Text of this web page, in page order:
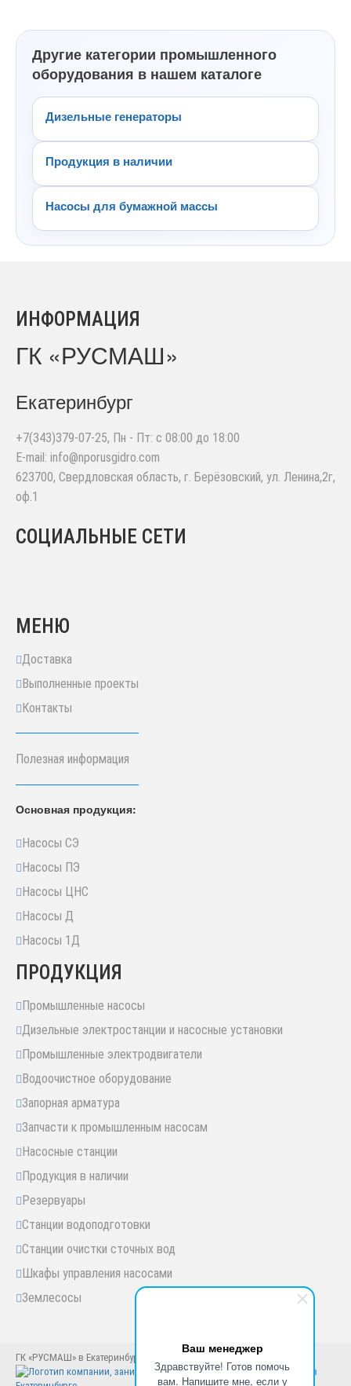
Ваш менеджер
Здравствуйте! Готов помочь
вам. Напишите мне, если у
Другие категории промышленного
оборудования в нашем каталоге
Дизельные генераторы
Продукция в наличии
Насосы для бумажной массы
ИНФОРМАЦИЯ
ГК «РУСМАШ»
Екатеринбург
+7(343)379-07-25, Пн - Пт: с 08:00 до 18:00
E-mail: info@nporusgidro.com
623700, Свердловская область, г. Берёзовский, ул. Ленина,2г,
оф.1
СОЦИАЛЬНЫЕ СЕТИ
МЕНЮ
Доставка
Выполненные проекты
Контакты
Полезная информация
Основная продукция:
Насосы СЭ
Насосы ПЭ
Насосы ЦНС
Насосы Д
Насосы 1Д
ПРОДУКЦИЯ
Промышленные насосы
Дизельные электростанции и насосные установки
Промышленные электродвигатели
Водоочистное оборудование
Запорная арматура
Запчасти к промышленным насосам
Насосные станции
Продукция в наличии
Резервуары
Станции водоподготовки
Станции очистки сточных вод
Шкафы управления насосами
Землесосы
ГК «РУСМАШ» в Екатеринбурге © Екатеринбург, 2005-2025 год